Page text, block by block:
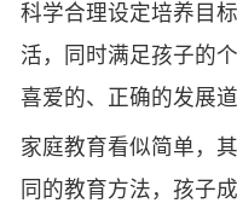
科学合理设定培养目
活，同时满足孩子的
喜爱的、正确的发展
家庭教育看似简单，
同的教育方法，孩子